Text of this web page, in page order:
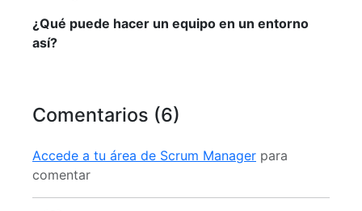
¿Qué puede hacer un equipo en un entorno
así?
Comentarios (6)
Accede a tu área de Scrum Manager para
comentar